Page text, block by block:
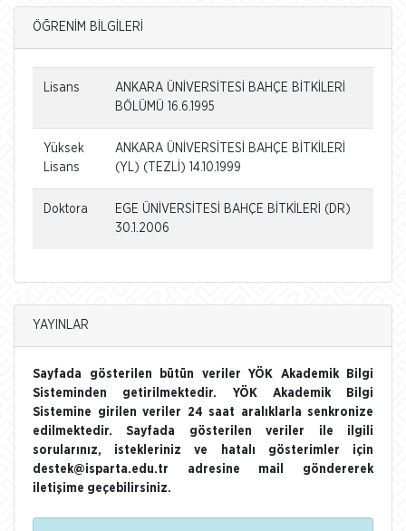
ÖĞRENİM BİLGİLERİ
Lisans
ANKARA ÜNİVERSİTESİ BAHÇE BİTKİLERİ
BÖLÜMÜ 16.6.1995
Yüksek
Lisans
ANKARA ÜNİVERSİTESİ BAHÇE BİTKİLERİ
(YL) (TEZLİ) 14.10.1999
Doktora
EGE ÜNİVERSİTESİ BAHÇE BİTKİLERİ (DR)
30.1.2006
YAYINLAR
Sayfada gösterilen bütün veriler YÖK Akademik Bilgi
Sisteminden getirilmektedir. YÖK Akademik Bilgi
Sistemine girilen veriler 24 saat aralıklarla senkronize
edilmektedir. Sayfada gösterilen veriler ile ilgili
sorularınız, istekleriniz ve hatalı gösterimler için
destek@isparta.edu.tr adresine mail göndererek
iletişime geçebilirsiniz.